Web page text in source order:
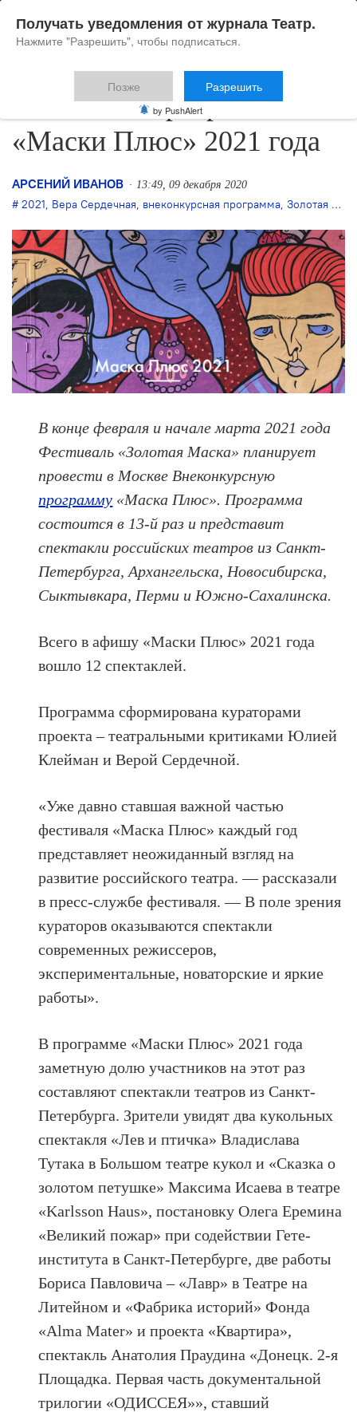
Объявлена программа
«Маски Плюс» 2021 года
АРСЕНИЙ ИВАНОВ 13:49, 09 декабря 2020
2021, Вера Сердечная, внеконкурсная программа, Золотая Маска
В конце февраля и начале марта 2021 года
Фестиваль «Золотая Маска» планирует
провести в Москве Внеконкурсную
программу «Маска Плюс». Программа
состоится в 13-й раз и представит
спектакли российских театров из Санкт-
Петербурга, Архангельска, Новосибирска,
Сыктывкара, Перми и Южно-Сахалинска.
Всего в афишу «Маски Плюс» 2021 года
вошло 12 спектаклей.
Программа сформирована кураторами
проекта – театральными критиками Юлией
Клейман и Верой Сердечной.
«Уже давно ставшая важной частью
фестиваля «Маска Плюс» каждый год
представляет неожиданный взгляд на
развитие российского театра. — рассказали
в пресс-службе фестиваля. — В поле зрения
кураторов оказываются спектакли
современных режиссеров,
экспериментальные, новаторские и яркие
работы».
В программе «Маски Плюс» 2021 года
заметную долю участников на этот раз
составляют спектакли театров из Санкт-
Петербурга. Зрители увидят два кукольных
спектакля «Лев и птичка» Владислава
Тутака в Большом театре кукол и «Сказка о
золотом петушке» Максима Исаева в театре
«Karlsson Haus», постановку Олега Еремина
«Великий пожар» при содействии Гете-
института в Санкт-Петербурге, две работы
Бориса Павловича – «Лавр» в Театре на
Литейном и «Фабрика историй» Фонда
«Alma Mater» и проекта «Квартира»,
спектакль Анатолия Праудина «Донецк. 2-я
Площадка. Первая часть документальной
трилогии «ОДИССЕЯ»», ставший
Получать уведомления от журнала Театр.
Нажмите "Разрешить", чтобы подписаться.
Позже Разрешить
by PushAlert